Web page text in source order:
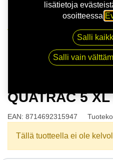
175/65R14 82T
QUATRAC 5 XL
EAN: 8714692315947
Tällä tuotteella ei ole
lisätietoja
osoitteessa
Salli
Salli vain